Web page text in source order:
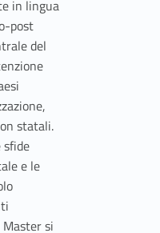
in lingua
post
del
statali.
sfide
e le
si